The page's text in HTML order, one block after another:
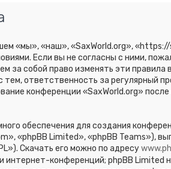
«мы», «наш», «SaxWorld.org»,
Если вы не согласны с ними,
за собой право изменять эти правила
ответственность за регулярный
конференции «SaxWorld.org»
обеспечения для создания
«phpBB Limited», «phpBB Teams»),
Скачать его можно по адресу
интернет-конференций; phpBB Limited